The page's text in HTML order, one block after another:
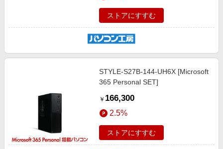
ストアにすすむ
STYLE-S27B-144-UH6X [Microsoft
365 Personal SET]
￥ 166,300
2.5%
ストアにすすむ